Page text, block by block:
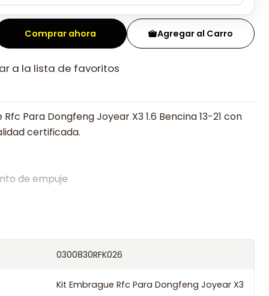
Agregar al Carro
Comprar ahora
a la lista de favoritos
Para Dongfeng Joyear X3 1.6 Bencina 13-21 con
certificada.
de empuje
en embragues desde 2019, ofreciendo precios
0300830RFK026
Kit Embrague Rfc Para Dongfeng Joyear X3